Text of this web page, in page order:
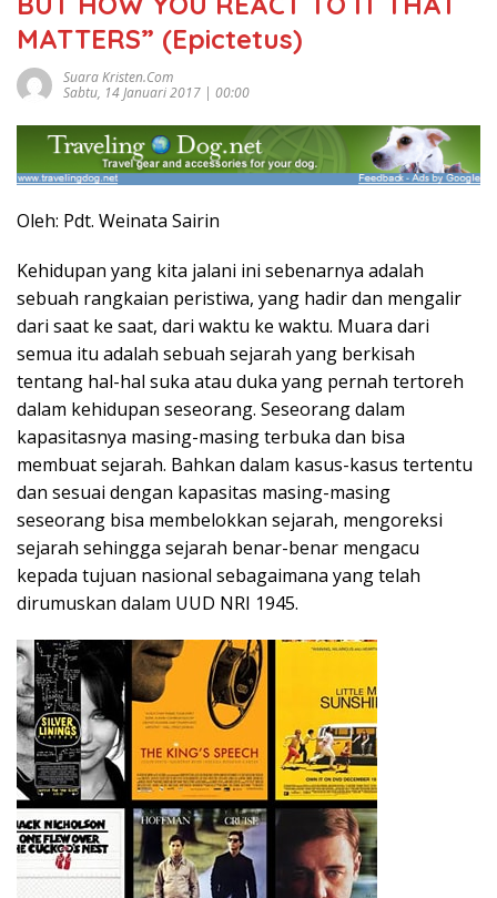
MATTERS” (Epictetus)
Suara Kristen.com
Sabtu, 14 Januari 2017 | 00:00
Oleh: Pdt. Weinata Sairin
Kehidupan yang kita jalani ini sebenarnya adalah
sebuah rangkaian peristiwa, yang hadir dan mengalir
dari saat ke saat, dari waktu ke waktu. Muara dari
semua itu adalah sebuah sejarah yang berkisah
tentang hal-hal suka atau duka yang pernah tertoreh
dalam kehidupan seseorang. Seseorang dalam
kapasitasnya masing-masing terbuka dan bisa
membuat sejarah. Bahkan dalam kasus-kasus tertentu
dan sesuai dengan kapasitas masing-masing
seseorang bisa membelokkan sejarah, mengoreksi
sejarah sehingga sejarah benar-benar mengacu
kepada tujuan nasional sebagaimana yang telah
dirumuskan dalam UUD NRI 1945.